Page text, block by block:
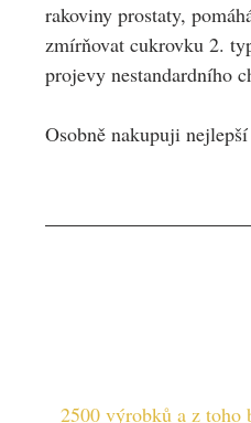
rakoviny prostaty,
zmírňovat cukrovku 2.
projevy nestandardního
Osobně nakupuji
2500 výrobků a z toho